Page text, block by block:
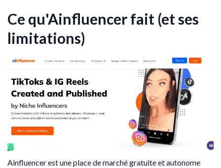
Ce qu'Ainfluencer fait (et ses
limitations)
Ainfluencer est une place de marché gratuite et autonome